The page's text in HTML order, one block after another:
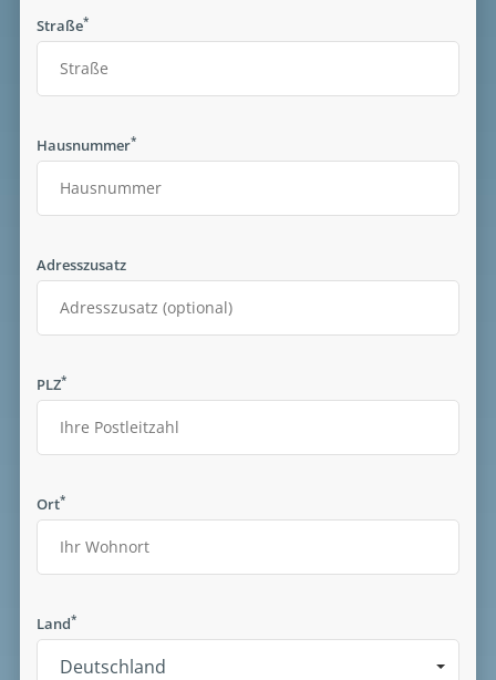
Straße*
Hausnummer*
Adresszusatz
PLZ*
Ort*
Land*
Deutschland